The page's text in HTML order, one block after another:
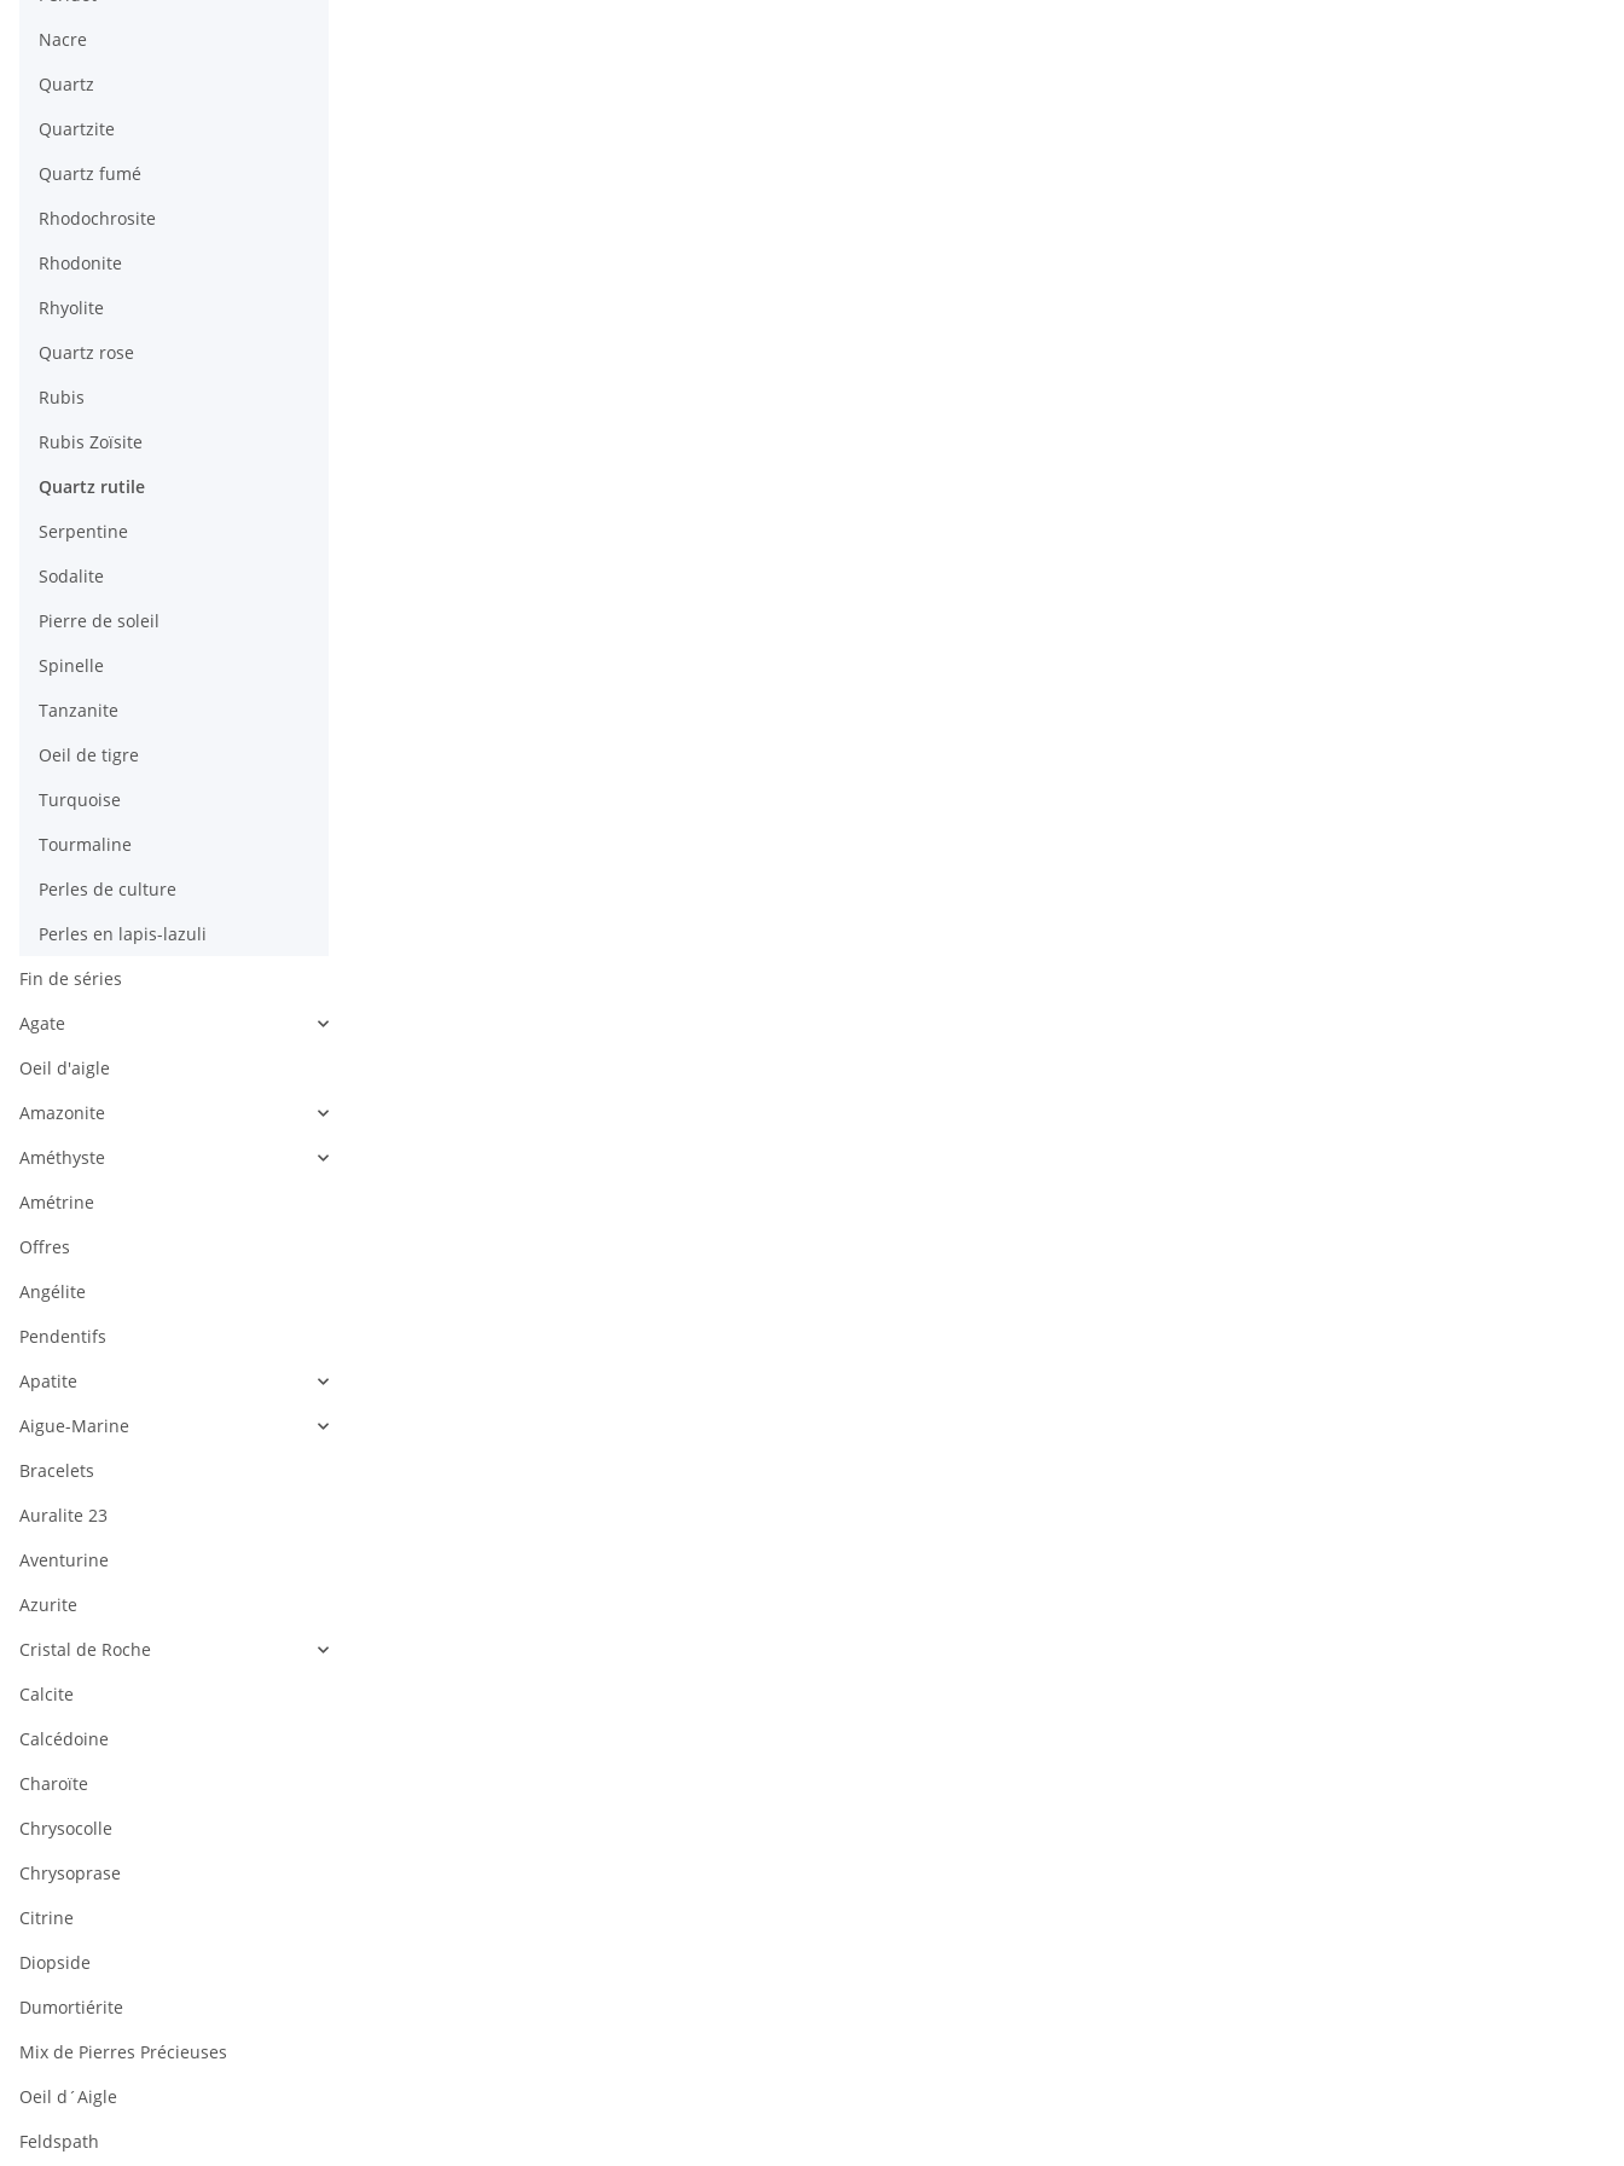
Nacre
Quartz
Quartzite
Quartz fumé
Rhodochrosite
Rhodonite
Rhyolite
Quartz rose
Rubis
Rubis Zoïsite
Quartz rutile
Serpentine
Sodalite
Pierre de soleil
Spinelle
Tanzanite
Oeil de tigre
Turquoise
Tourmaline
Perles de culture
Perles en lapis-lazuli
Fin de séries
Agate
Oeil d'aigle
Amazonite
Améthyste
Amétrine
Offres
Angélite
Pendentifs
Apatite
Aigue-Marine
Bracelets
Auralite 23
Aventurine
Azurite
Cristal de Roche
Calcite
Calcédoine
Charoïte
Chrysocolle
Chrysoprase
Citrine
Diopside
Dumortiérite
Mix de Pierres Précieuses
Oeil d´Aigle
Feldspath